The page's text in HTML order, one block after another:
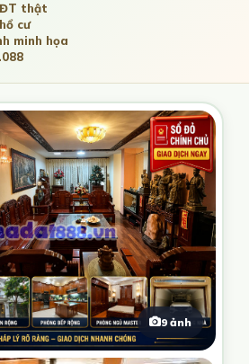
thật
cư
minh họa
9 ảnh